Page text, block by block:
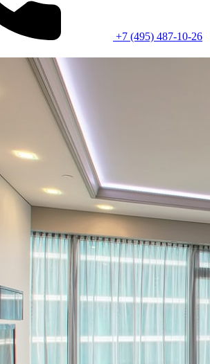
+7 (495) 487-10-26